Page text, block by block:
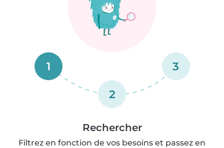
1
2
3
Rechercher
Filtrez en fonction de vos besoins et passez en